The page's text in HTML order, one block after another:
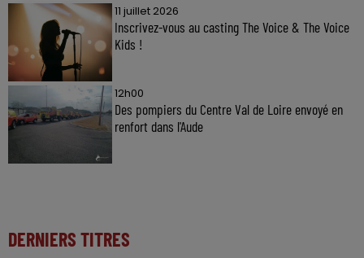
11 juillet 2026
Inscrivez-vous au casting The Voice & The Voice
Kids !
12h00
Des pompiers du Centre Val de Loire envoyé en
renfort dans l'Aude
DERNIERS TITRES